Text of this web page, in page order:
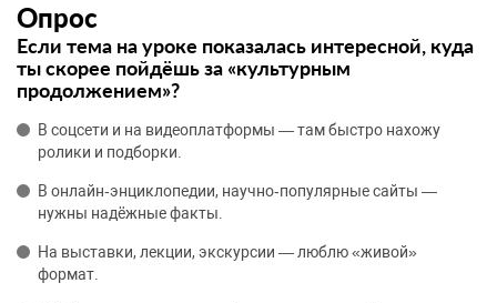
Опрос
Если тема на уроке показалась интересной, куда
ты скорее пойдёшь за «культурным
продолжением»?
В соцсети и на видеоплатформы — там быстро нахожу
ролики и подборки.
В онлайн‑энциклопедии, научно‑популярные сайты —
нужны надёжные факты.
На выставки, лекции, экскурсии — люблю «живой»
формат.